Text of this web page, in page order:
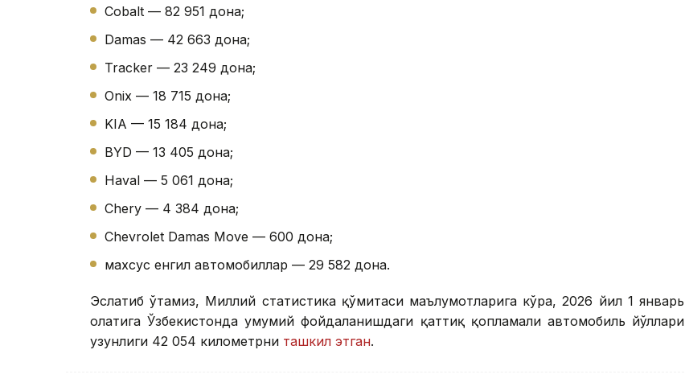
Cobalt — 82 951 дона;
Damas — 42 663 дона;
Tracker — 23 249 дона;
Onix — 18 715 дона;
KIA — 15 184 дона;
BYD — 13 405 дона;
Haval — 5 061 дона;
Chery — 4 384 дона;
Chevrolet Damas Move — 600 дона;
махсус енгил автомобиллар — 29 582 дона.
Эслатиб ўтамиз, Миллий статистика қўмитаси маълумотларига кўра, 2026 йил 1 январь
ҳолатига Ўзбекистонда умумий фойдаланишдаги қаттиқ қопламали автомобиль йўллари
узунлиги 42 054 километрни ташкил этган.